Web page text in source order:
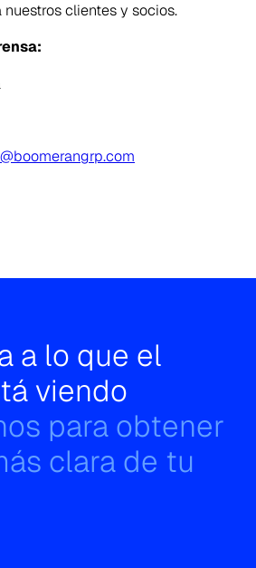
clientes y socios.
a lo que el
viendo
para obtener
clara de tu